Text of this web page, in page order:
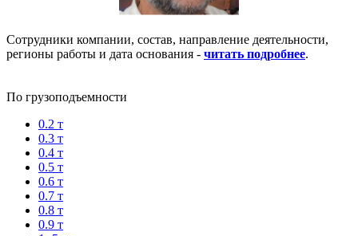
Сотрудники компании, состав, направление деятельности,
регионы работы и дата основания - читать подробнее.
По грузоподъемности
0.2 т
0.3 т
0.4 т
0.5 т
0.6 т
0.7 т
0.8 т
0.9 т